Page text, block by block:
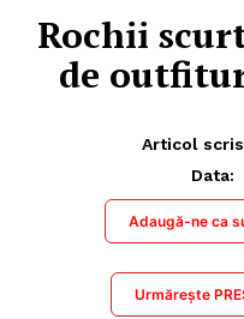
Rochii
de
Articol
Data:
Adaugă-ne ca
Urmărește